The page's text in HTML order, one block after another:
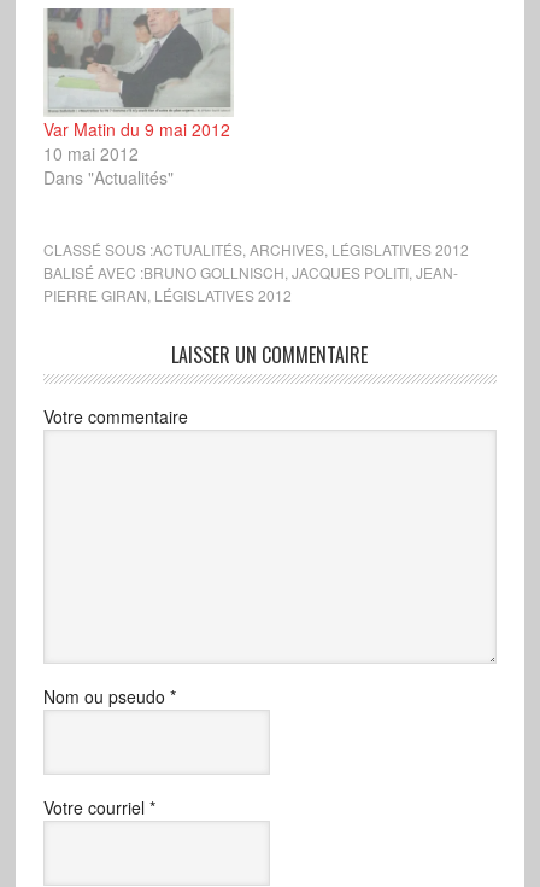
Var Matin du 9 mai 2012
10 mai 2012
Dans "Actualités"
CLASSÉ SOUS :ACTUALITÉS, ARCHIVES, LÉGISLATIVES 2012
BALISÉ AVEC :BRUNO GOLLNISCH JACQUES POLITI, JEAN-
PIERRE GIRAN LÉGISLATIVES 2012
LAISSER UN COMMENTAIRE
Votre commentaire
Nom ou pseudo *
Votre courriel *